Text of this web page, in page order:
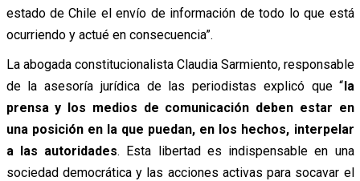
estado de Chile el envío de información de todo lo que está
ocurriendo y actué en consecuencia”.
La abogada constitucionalista Claudia Sarmiento, responsable
de la asesoría jurídica de las periodistas explicó que “la
prensa y los medios de comunicación deben estar en
una posición en la que puedan, en los hechos, interpelar
a las autoridades. Esta libertad es indispensable en una
sociedad democrática y las acciones activas para socavar el